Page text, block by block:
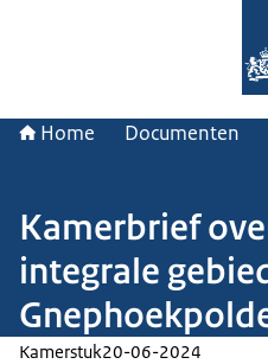
Home Documenten
Kamerbrief
integrale
Kamerstuk20-06-2024